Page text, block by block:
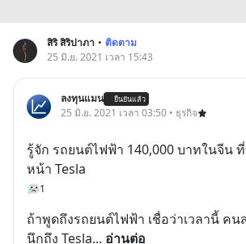
สิริ สิริปาภา • ติดตาม
25 มิ.ย. 2021 เวลา 15:43
ลงทุนแมน ยืนยันแล้ว
25 มิ.ย. 2021 เวลา 03:50 • ธุรกิจ
รู้จัก รถยนต์ไฟฟ้า 140,000 บาทในจีน
หน้า Tesla
1
ถ้าพูดถึงรถยนต์ไฟฟ้า เชื่อว่าเวลานี้ ค
นึกถึง Tesla... อ่านต่อ